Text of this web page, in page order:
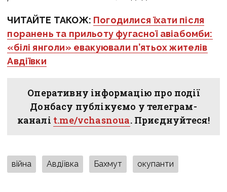
ЧИТАЙТЕ ТАКОЖ: Погодилися їхати після
поранень та прильоту фугасної авіабомби:
«білі янголи» евакуювали п’ятьох жителів
Авдіївки
Оперативну інформацію про події
Донбасу публікуємо у телеграм-
каналі t.me/vchasnoua. Приєднуйтеся!
війна Авдіївка Бахмут окупанти